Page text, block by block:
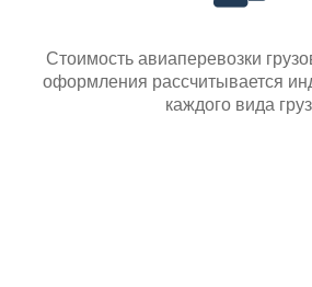
Стоимость авиаперевозки
оформления рассчитывается
каждого вида